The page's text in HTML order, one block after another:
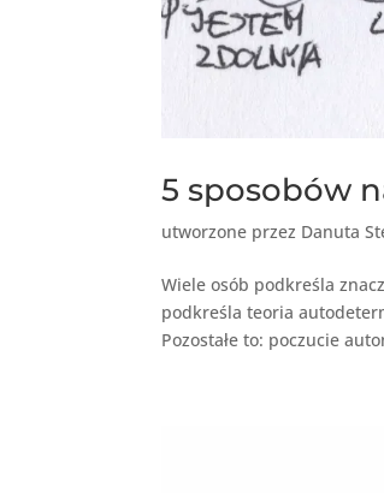
5 sposobów
utworzone przez Danuta
Wiele osób podkreśla
podkreśla teoria
Pozostałe to: poczucie